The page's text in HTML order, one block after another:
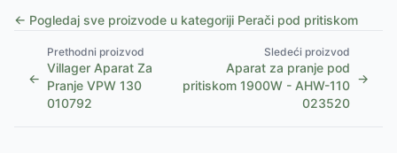
← Pogledaj sve proizvode u kategoriji Perači pod pritiskom
←
Prethodni proizvod
Villager Aparat Za
Pranje VPW 130
010792
Sledeći proizvod
Aparat za pranje pod
pritiskom 1900W - AHW-110
023520
→